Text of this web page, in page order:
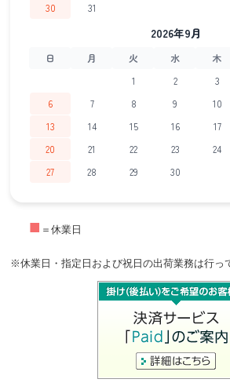
30
31
2026年9月
日 月 火 水 木
1
2 3
6
7 8 9 10
13
14 15 16 17
20
21 22 23 24
27
28 29 30
■ ＝休業日
※休業日・指定日および祝日の出荷業務は行っ